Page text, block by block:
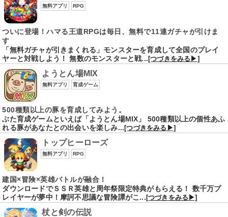
無料アプリ RPG
ついに登場！ハマる王道RPGは毎日、無料で11連ガチャが引けま
す
「無料ガチャが引きまくれる」モンスターを育成して全国のプレイ
ヤーと対戦しよう！ 無数のモンスターと戦...[つづきをみる▶]
ようとん場MIX
無料アプリ 育成ゲーム
500種類以上の豚を育成してみよう。
ぶた育成ゲームといえば「ようとん場MIX」 500種類以上の個性あふ
れる豚があなたとの出会いを楽しみ...[つづきをみる▶]
トップヒーローズ
無料アプリ RPG
建国×冒険×英雄バトルが融合！
ダウンロードでＳＳＲ英雄と周年祭限定特典がもらえる！ 数千万プ
レイヤーが夢中！摩訶不思議な冒険譚がこ... [つづきをみる▶]
杖と剣の伝説